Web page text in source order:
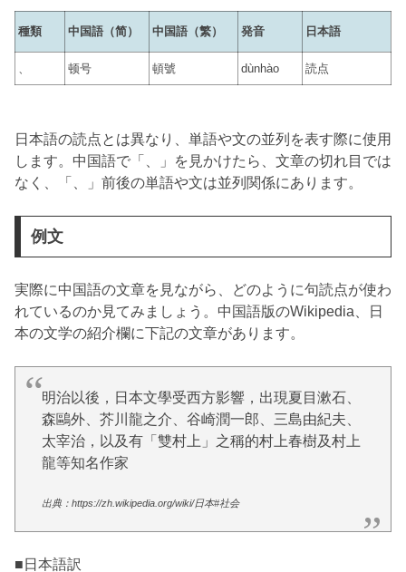
種類 中国語（简） 中国語（繁） 発音 日本語
、 顿号 頓號 dùnhào 読点
日本語の読点とは異なり、単語や文の並列を表す際に使用
します。中国語で「、」を見かけたら、文章の切れ目では
なく、「、」前後の単語や文は並列関係にあります。
例文
実際に中国語の文章を見ながら、どのように句読点が使わ
れているのか見てみましょう。中国語版のWikipedia、日
本の文学の紹介欄に下記の文章があります。
明治以後，日本文學受西方影響，出現夏目漱石、
森鷗外、芥川龍之介、谷崎潤一郎、三島由紀夫、
太宰治，以及有「雙村上」之稱的村上春樹及村上
龍等知名作家
出典： https://zh.wikipedia.org/wiki/日本#社会
■日本語訳